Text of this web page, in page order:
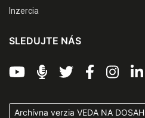
Inzercia
SLEDUJTE NÁS
Archívna verzia VEDA NA DOSAH